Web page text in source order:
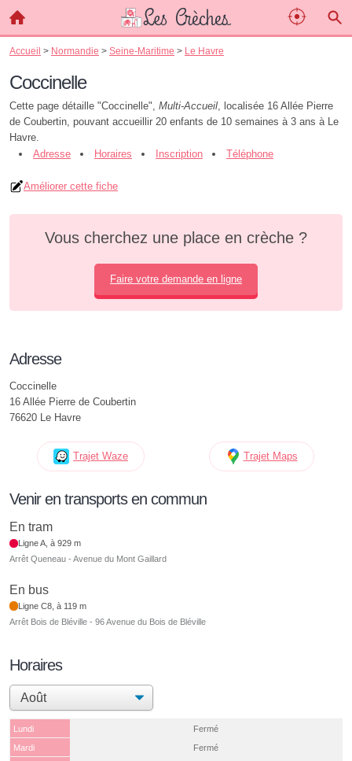
Accueil > Normandie > Seine-Maritime > Le Havre
Coccinelle
Cette page détaille "Coccinelle", Multi-Accueil, localisée 16 Allée Pierre
de Coubertin, pouvant accueillir 20 enfants de 10 semaines à 3 ans à Le
Havre.
Adresse
Horaires Inscription Téléphone
Améliorer cette fiche
Vous cherchez une place en crèche ?
Faire votre demande en ligne
Adresse
Coccinelle
16 Allée Pierre de Coubertin
76620 Le Havre
Trajet Waze Trajet Maps
Venir en transports en commun
En tram
Ligne A, à 929 m
Arrêt Queneau - Avenue du Mont Gaillard
En bus
Ligne C8, à 119 m
Arrêt Bois de Bléville - 96 Avenue du Bois de Bléville
Horaires
Lundi
Fermé
Mardi
Fermé